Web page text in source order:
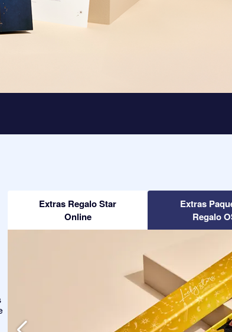
Extras Regalo Star
Online
Extras
Regalo